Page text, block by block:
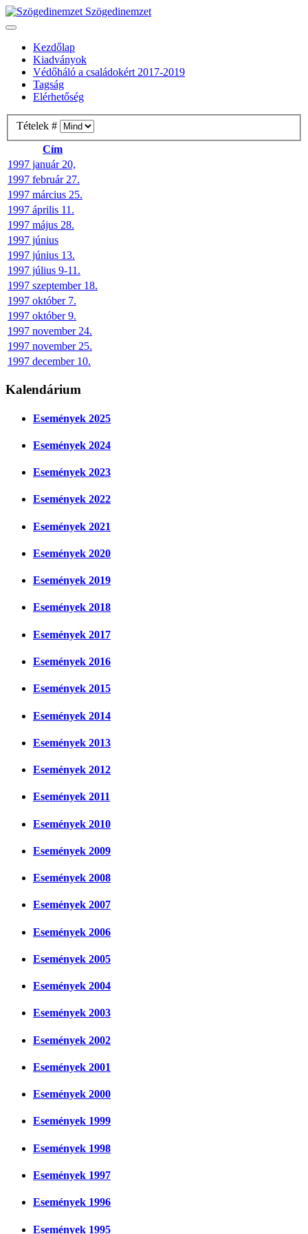
Szögedinemzet
Kezdőlap
Kiadványok
Védőháló a családokért 2017-2019
Tagság
Elérhetőség
Tételek #
Cím
1997 január 20,
1997 február 27.
1997 március 25.
1997 április 11.
1997 május 28.
1997 június
1997 június 13.
1997 július 9-11.
1997 szeptember 18.
1997 október 7.
1997 október 9.
1997 november 24.
1997 november 25.
1997 december 10.
Kalendárium
Események 2025
Események 2024
Események 2023
Események 2022
Események 2021
Események 2020
Események 2019
Események 2018
Események 2017
Események 2016
Események 2015
Események 2014
Események 2013
Események 2012
Események 2011
Események 2010
Események 2009
Események 2008
Események 2007
Események 2006
Események 2005
Események 2004
Események 2003
Események 2002
Események 2001
Események 2000
Események 1999
Események 1998
Események 1997
Események 1996
Események 1995